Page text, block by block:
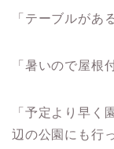
「テーブルがあ
「暑いので屋根
「予定より早く
辺の公園にも行